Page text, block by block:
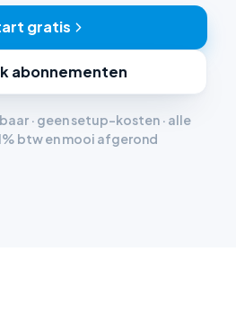
gratis
abonnementen
· geen setup-kosten · alle
btw en mooi afgerond